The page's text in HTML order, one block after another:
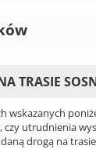
TRASIE
wskazanych
czy utrudnienia
drogą na